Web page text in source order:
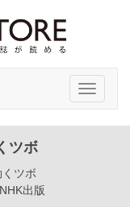
Toggle
ツボ
ツボ
出版